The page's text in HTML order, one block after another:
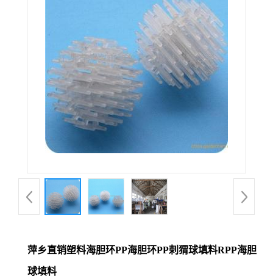
萍乡直销塑料海胆环PP海胆环PP刺猬球填料RPP海胆
球填料